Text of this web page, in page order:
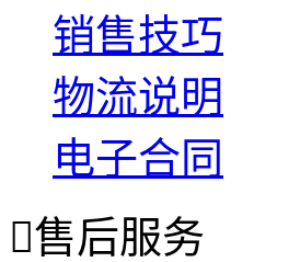
销售技巧
物流说明
电子合同
售后服务